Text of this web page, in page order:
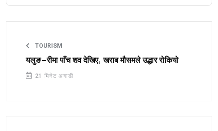
TOURISM
यलुङ–रीमा पाँच शव देखिए, खराब मौसमले उद्धार रोकियो
21 मिनेट अगाडी